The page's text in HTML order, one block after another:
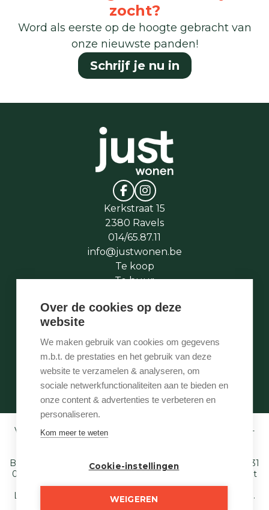
zocht?
Word als eerste op de hoogte gebracht van
onze nieuwste panden!
Schrijf je nu in
Kerkstraat 15
2380 Ravels
014/65.87.11
info@justwonen.be
Te koop
Te huur
Stukje geschiedenis
Onze services
Contact
Te vroeg
Eigenaarslogin
Vastgoedmakelaar-bemiddelaar BIV België BIV 507.005 -
Belgium (polisnr. 730.390.160) - Derdenrekening: BE97 1431
0000 1849. Toezichthoudende autoriteit: Beroepsinstituut
van Vastgoedmakelaars,
Luxemburgstraat 16 B te 1000 Brussel - T. 02 505 38 50 E.
Over de cookies op deze
website
We maken gebruik van cookies om gegevens
m.b.t. de prestaties en het gebruik van deze
website te verzamelen & analyseren, om
sociale netwerkfunctionaliteiten aan te bieden en
onze content & advertenties te verbeteren en
personaliseren.
Kom meer te weten
Cookie-instellingen
WEIGEREN